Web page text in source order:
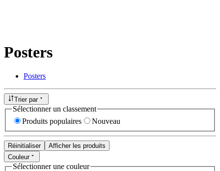
Posters
Posters
Trier par
Sélectionner un classement
Produits populaires
Nouveau
Réinitialiser
Afficher les produits
Couleur
Sélectionner une couleur